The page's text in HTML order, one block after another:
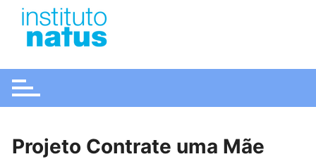
para
Projeto Contrate uma Mãe